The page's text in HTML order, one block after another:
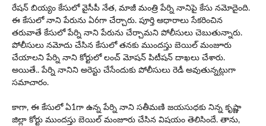
రేష‌న్ బియ్యం కేసులో వైసీపీ నేత‌, మాజీ మంత్రి పేర్ని నానిపై కేసు న‌మోదైంది.
ఈ కేసులో నాని పేరును ఏ6గా చేర్చారు. పూర్తి ఆధారాలు సేక‌రించిన
త‌రువాతే కేసులో పేర్ని నాని పేరును చేర్చామ‌ని పోలీసులు చెబుతున్నారు.
పోలీసులు న‌మోదు చేసిన కేసులో త‌న‌కు ముంద‌స్తు బెయిల్ మంజూరు
చేయాల‌ని పేర్ని నాని కోర్టులో లంచ్ మోష‌న్ పిటీష‌న్ దాఖ‌లు చేశారు.
అయితే.. పేర్ని నానిని అరెస్టు చేసేందుకు పోలీసులు రెడీ అవుతున్న‌ట్లుగా
స‌మాచారం.
కాగా, ఈ కేసులో ఏ1గా ఉన్న పేర్ని నాని స‌తీమ‌ణి జ‌య‌సుధ‌కు నిన్న కృష్ణా
జిల్లా కోర్టు ముంద‌స్తు బెయిల్ మంజూరు చేసిన విష‌యం తెలిసిందే. తాను,